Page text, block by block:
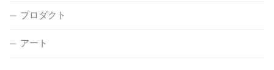
プロダクト
アート